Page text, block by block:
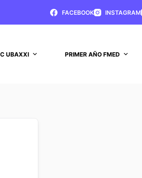
FACEBOOK INSTAGRAM
UBAXXI PRIMER AÑO FMED